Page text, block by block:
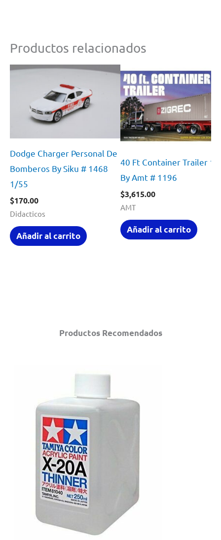
Productos Recomendados
Productos relacionados
Dodge Charger Personal De
Bomberos By Siku # 1468
1/55
$170.00
Didacticos
Añadir al carrito
40 Ft Container Trailer
By Amt # 1196
$3,615.00
AMT
Añadir al carrito